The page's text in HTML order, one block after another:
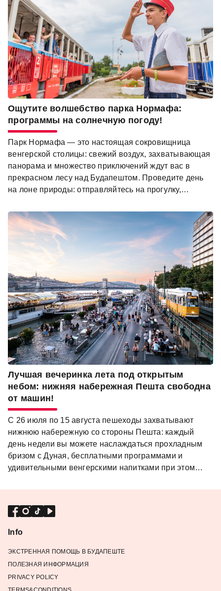
Ощутите волшебство парка Нормафа:
программы на солнечную погоду!
Парк Нормафа — это настоящая сокровищница
венгерской столицы: свежий воздух, захватывающая
панорама и множество приключений ждут вас в
прекрасном лесу над Будапештом. Проведите день
на лоне природы: отправляйтесь на прогулку,
приятными солнечными лучами!
Лучшая вечеринка лета под открытым
небом: нижняя набережная Пешта свободна
от машин!
С 26 июля по 15 августа пешеходы захватывают
нижнюю набережную со стороны Пешта: каждый
день недели вы можете наслаждаться прохладным
бризом с Дуная, бесплатными программами и
удивительными венгерскими напитками при этом
самых крутых и популярных летнее развлечение в
движения нижняя набережная становится одно из
Info
ЭКСТРЕННАЯ ПОМОЩЬ В БУДАПЕШТЕ
ПОЛЕЗНАЯ ИНФОРМАЦИЯ
PRIVACY POLICY